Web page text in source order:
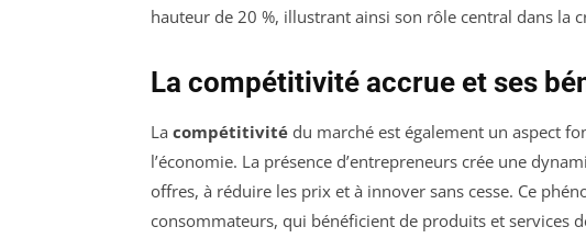
hauteur de 20 %, illustrant ainsi son rôle central dans la
La compétitivité accrue et ses
La compétitivité du marché est également un aspect
l’économie. La présence d’entrepreneurs crée une
offres, à réduire les prix et à innover sans cesse. Ce
consommateurs, qui bénéficient de produits et services